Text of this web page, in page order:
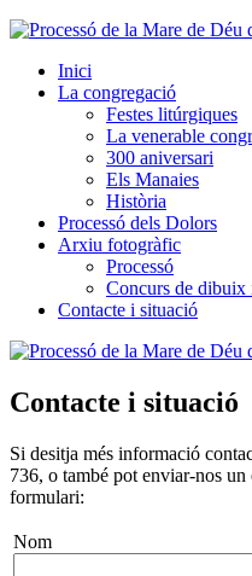
Inici
La congregació
Festes litúrgiques
La venerable
300 aniversari
Els Manaies
Història
Processó dels Dolors
Arxiu fotogràfic
Processó
Concurs de dibuix
Contacte i situació
Contacte i situació
Si desitja més informació
736, o també pot enviar-nos
formulari:
Nom